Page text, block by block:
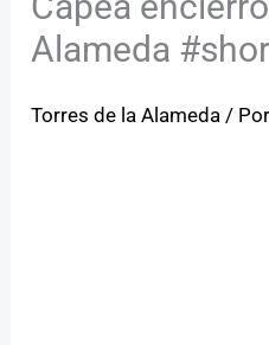
Alameda
Torres de la Alameda /